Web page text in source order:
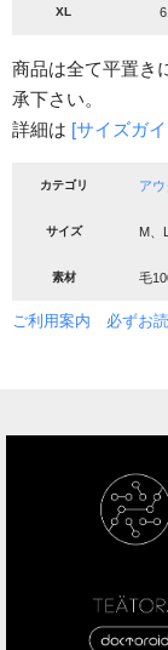
XL
商品は全て平置き
承下さい。
詳細は [サイズガ
カテゴリ アウ
サイズ M、
素材 毛
ご利用案内 必ずお